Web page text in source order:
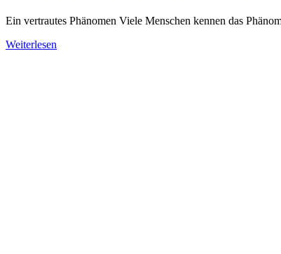
Ein vertrautes Phänomen Viele Menschen kennen das
Weiterlesen